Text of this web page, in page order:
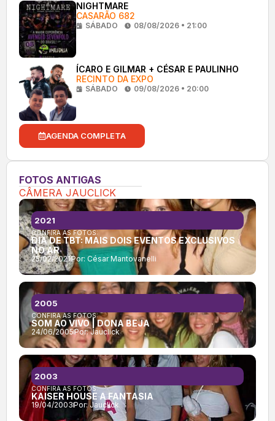
NIGHTMARE
CASARÃO 682
SÁBADO 08/08/2026 • 21:00
ÍCARO E GILMAR + CÉSAR E PAULINHO
RECINTO DA EXPO
SÁBADO 09/08/2026 • 20:00
AGENDA COMPLETA
FOTOS ANTIGAS
CÂMERA JAUCLICK
CONFIRA AS FOTOS:
DIA DE TBT: MAIS DOIS EVENTOS EXCLUSIVOS
NO AR
25/02/2021Por: César Mantovanelli
2021
CONFIRA AS FOTOS:
SOM AO VIVO | DONA BEJA
24/06/2005Por:Jauclick
2005
CONFIRA AS FOTOS:
KAISER HOUSE A FANTASIA
19/04/2003Por: Jauclick
2003